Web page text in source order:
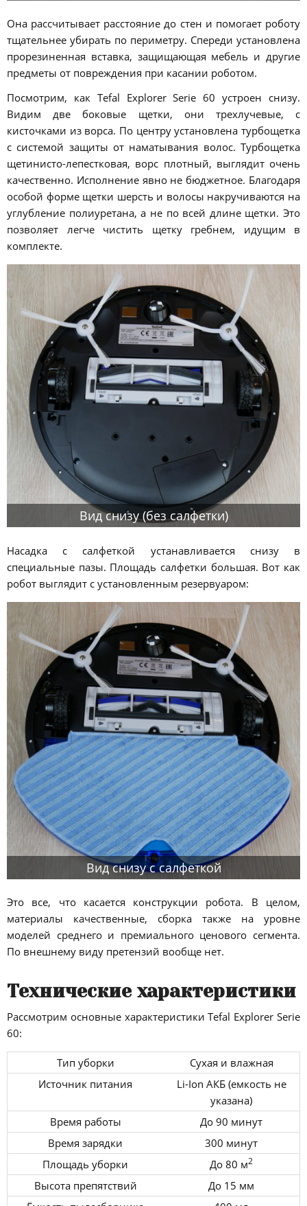
Она рассчитывает расстояние до стен и помогает роботу
тщательнее убирать по периметру. Спереди установлена
прорезиненная вставка, защищающая мебель и другие
предметы от повреждения при касании роботом.
Посмотрим, как Tefal Explorer Serie 60 устроен снизу.
Видим две боковые щетки, они трехлучевые, с
кисточками из ворса. По центру установлена турбощетка
с системой защиты от наматывания волос. Турбощетка
щетинисто-лепестковая, ворс плотный, выглядит очень
качественно. Исполнение явно не бюджетное. Благодаря
особой форме щетки шерсть и волосы накручиваются на
углубление полиуретана, а не по всей длине щетки. Это
позволяет легче чистить щетку гребнем, идущим в
комплекте.
Вид снизу (без салфетки)
Насадка с салфеткой устанавливается снизу в
специальные пазы. Площадь салфетки большая. Вот как
робот выглядит с установленным резервуаром:
Вид снизу с салфеткой
Это все, что касается конструкции робота. В целом,
материалы качественные, сборка также на уровне
моделей среднего и премиального ценового сегмента.
По внешнему виду претензий вообще нет.
Технические характеристики
Рассмотрим основные характеристики Tefal Explorer Serie
60:
Тип уборки
Сухая и влажная
Источник питания
Li-Ion АКБ (емкость не
указана)
Время работы
До 90 минут
Время зарядки
300 минут
Площадь уборки
До 80 м2
Высота препятствий
До 15 мм